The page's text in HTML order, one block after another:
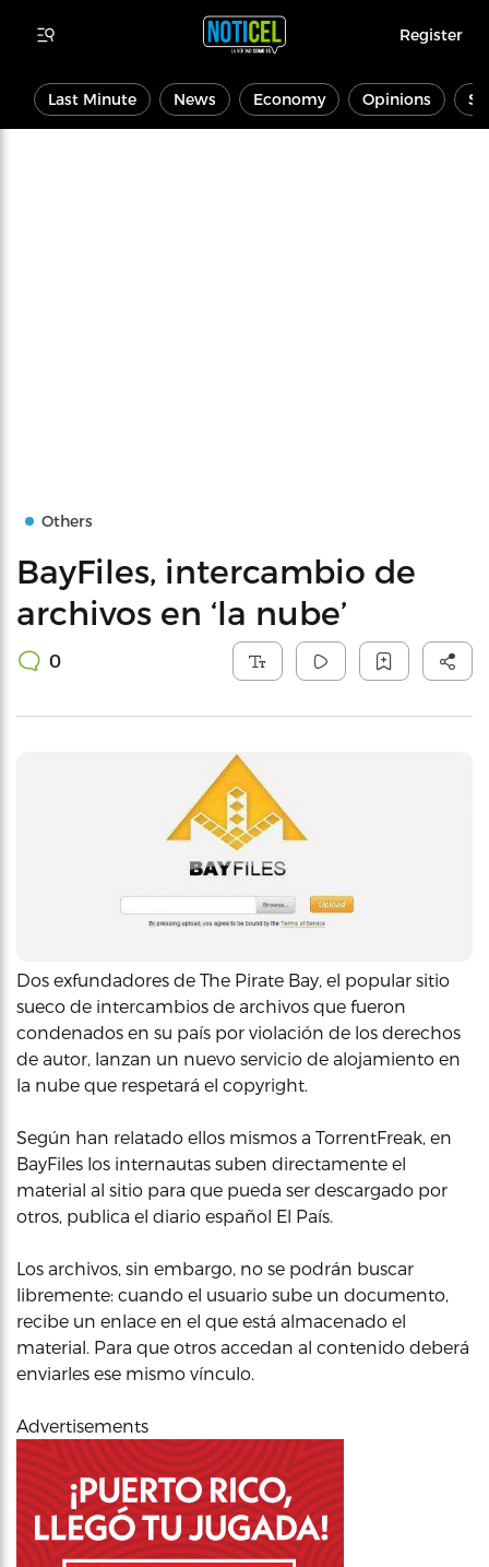
Register
Last Minute News Economy Opinions
Others
BayFiles, intercambio de
archivos en ‘la nube’
0
Dos exfundadores de The Pirate Bay, el popular sitio
sueco de intercambios de archivos que fueron
condenados en su país por violación de los derechos
de autor, lanzan un nuevo servicio de alojamiento en
la nube que respetará el copyright.
Según han relatado ellos mismos a TorrentFreak, en
BayFiles los internautas suben directamente el
material al sitio para que pueda ser descargado por
otros, publica el diario español El País.
Los archivos, sin embargo, no se podrán buscar
libremente: cuando el usuario sube un documento,
recibe un enlace en el que está almacenado el
material. Para que otros accedan al contenido deberá
enviarles ese mismo vínculo.
Advertisements